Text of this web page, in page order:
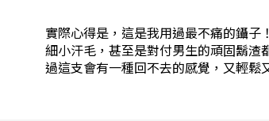
實際心得是，這是我用過最不痛的鑷
細小汗毛，甚至是對付男生的頑固鬍
過這支會有一種回不去的感覺，又輕鬆